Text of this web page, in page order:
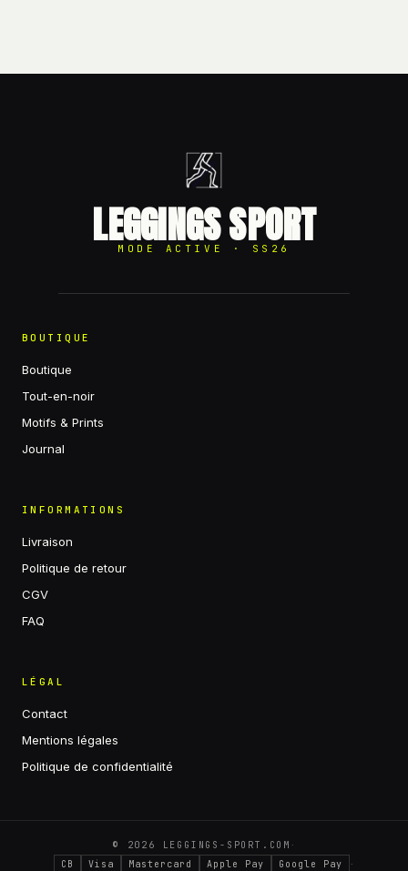
LEGGINGS SPORT
MODE ACTIVE · SS26
BOUTIQUE
Boutique
Tout-en-noir
Motifs & Prints
Journal
INFORMATIONS
Livraison
Politique de retour
CGV
FAQ
LÉGAL
Contact
Mentions légales
Politique de confidentialité
© 2026 LEGGINGS-SPORT.COM ·
CB Visa Mastercard Apple Pay Google Pay ·